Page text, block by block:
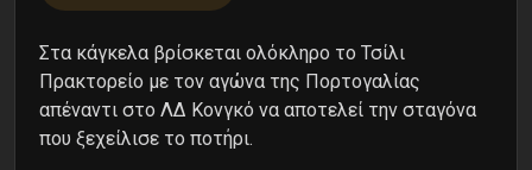
Στα κάγκελα βρίσκεται ολόκληρο το Τσίλι
Πρακτορείο με τον αγώνα της Πορτογαλίας
απέναντι στο ΛΔ Κονγκό να αποτελεί την σταγόνα
που ξεχείλισε το ποτήρι.